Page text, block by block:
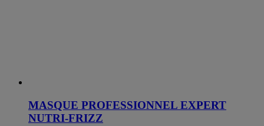
MASQUE PROFESSIONNEL EXPERT
NUTRI-FRIZZ